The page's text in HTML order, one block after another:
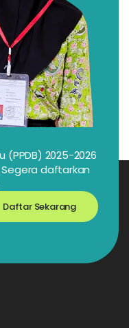
(PPDB) 2025-2026
daftarkan
Daftar Sekarang